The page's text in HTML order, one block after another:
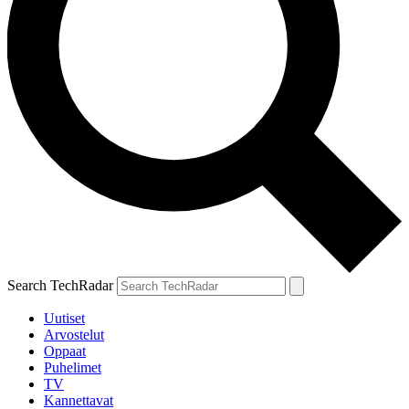
Search TechRadar
Uutiset
Arvostelut
Oppaat
Puhelimet
TV
Kannettavat